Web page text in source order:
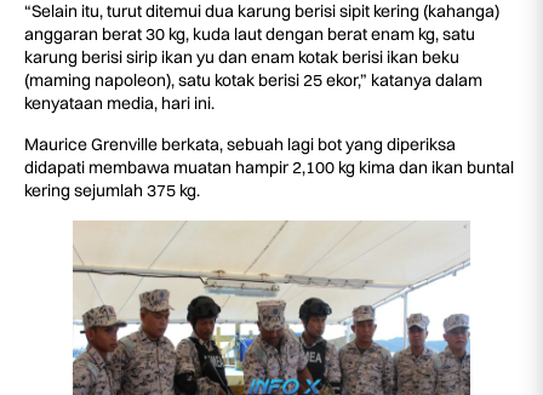
“Selain itu, turut ditemui dua karung berisi sipit kering (kahanga)
anggaran berat 30 kg, kuda laut dengan berat enam kg, satu
karung berisi sirip ikan yu dan enam kotak berisi ikan beku
(maming napoleon), satu kotak berisi 25 ekor,” katanya dalam
kenyataan media, hari ini.
Maurice Grenville berkata, sebuah lagi bot yang diperiksa
didapati membawa muatan hampir 2,100 kg kima dan ikan buntal
kering sejumlah 375 kg.